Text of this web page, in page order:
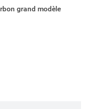
grand modèle